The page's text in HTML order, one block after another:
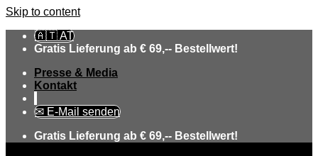
Skip to content
🇦🇹 AT
Gratis Lieferung ab € 69,-- Bestellwert!
Presse & Media
Kontakt
✉ E-Mail senden
Gratis Lieferung ab € 69,-- Bestellwert!